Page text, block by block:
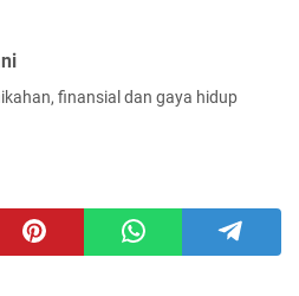
finansial dan gaya hidup